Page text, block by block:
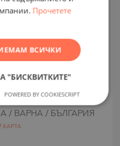
апартамент
гледка в кв.
/ ВАРНА / БЪЛГАРИЯ
КАРТА
FRENCH
ROMANIAN
SERBIAN
CZECH
Прочетете
ВСИЧКИ
"БИСКВИТКИТЕ"
POWERED BY COOKIESCRIPT